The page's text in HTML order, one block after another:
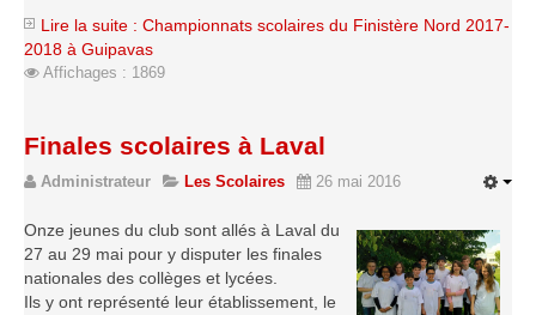
Les compétitions
Les équipes Adultes
Les championnats individuels
Les tournois
Les stages
Les galeries
Lire la suite : Championnats scolaires du Finistère Nord 2017-
2018 à Guipavas
Affichages : 1869
Finales scolaires à Laval
Administrateur Les Scolaires 26 mai 2016
Onze jeunes du club sont allés à Laval du
27 au 29 mai pour y disputer les finales
nationales des collèges et lycées.
Ils y ont représenté leur établissement, le